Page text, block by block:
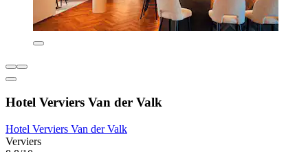
Hotel Verviers Van der Valk
Hotel Verviers Van der Valk
Verviers